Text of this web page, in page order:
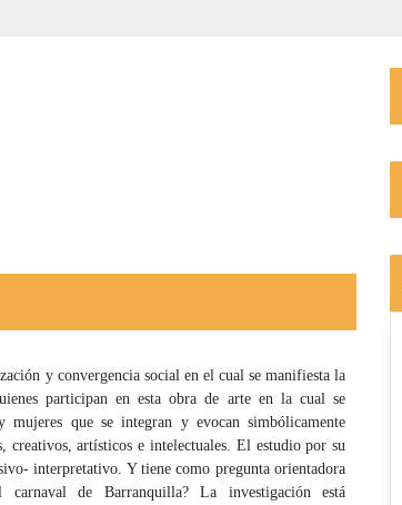
y convergencia social en el cual se manifiesta la
participan en esta obra de arte en la cual se
que se integran y evocan simbólicamente
creativos, artísticos e intelectuales. El estudio por su
interpretativo. Y tiene como pregunta orientadora
de Barranquilla? La investigación está